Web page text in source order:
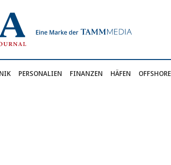
PERSONALIEN FINANZEN HÄFEN OFFSHORE